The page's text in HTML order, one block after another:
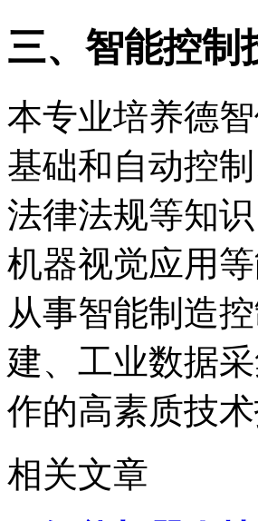
三、智能控制
本专业培养德
基础和自动控
法律法规等知
机器视觉应用
从事智能制造
建、工业数据
作的高素质技
相关文章